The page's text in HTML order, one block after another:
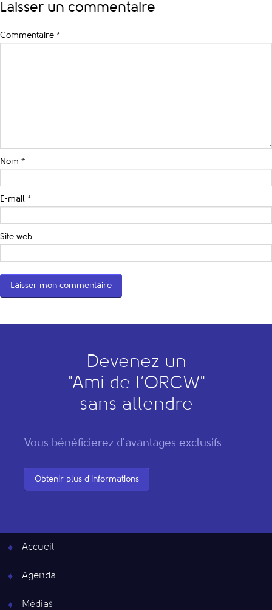
Laisser un commentaire
Commentaire *
Nom *
E-mail *
Site web
Devenez un
"Ami de l’ORCW"
sans attendre
Vous bénéficierez d'avantages exclusifs
Obtenir plus d'informations
Accueil
Agenda
Médias